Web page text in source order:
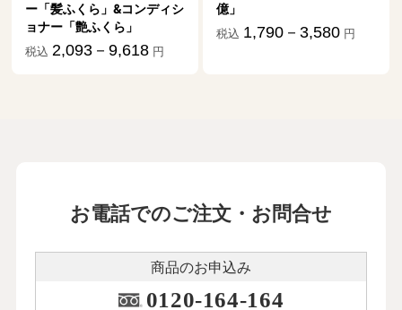
億」
税込 1,790－3,580
お電話でのご注文・お問合せ
商品のお申込み
0120-164-164